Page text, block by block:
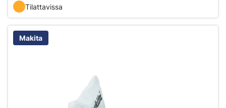
Tilattavissa
Makita